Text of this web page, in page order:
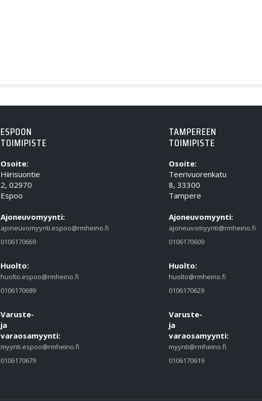
ESPOON
TOIMIPISTE
Osoite:
Hiirisuontie
2, 02970
Espoo
Ajoneuvomyynti:
ajoneuvomyynti.espoo@rmheino.fi
0106170669
Huolto:
huolto.espoo@rmheino.fi
0106170689
Varuste-
ja
varaosamyynti:
myynti.espoo@rmheino.fi
0106170679
TAMPEREEN
TOIMIPISTE
Osoite:
Teerivuorenkatu
8, 33300
Tampere
Ajoneuvomyynti:
ajoneuvomyynti@rmheino.fi
0106170609
Huolto:
huolto@rmheino.fi
0106170629
Varuste-
ja
varaosamyynti:
myynti@rmheino.fi
0106170619